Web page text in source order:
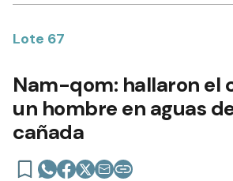
Lote 67
Nam-qom: hallaron el
un hombre en aguas
cañada